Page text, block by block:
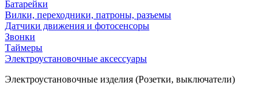
Батарейки
Вилки, переходники, патроны, разъемы
Датчики движения и фотосенсоры
Звонки
Таймеры
Электроустановочные аксессуары
Электроустановочные изделия (Розетки, выключатели)